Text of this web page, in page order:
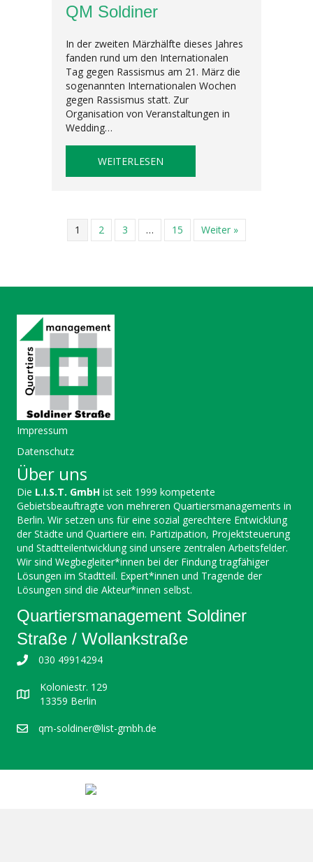
QM Soldiner
In der zweiten Märzhälfte dieses Jahres
fanden rund um den Internationalen
Tag gegen Rassismus am 21. März die
sogenannten Internationalen Wochen
gegen Rassismus statt. Zur
Organisation von Veranstaltungen in
Wedding…
WEITERLESEN
1 2 3 … 15 Weiter »
Impressum
Datenschutz
Über uns
Die L.I.S.T. GmbH ist seit 1999 kompetente
Gebietsbeauftragte von mehreren Quartiersmanagements in
Berlin. Wir setzen uns für eine sozial gerechtere Entwicklung
der Städte und Quartiere ein. Partizipation, Projektsteuerung
und Stadtteilentwicklung sind unsere zentralen Arbeitsfelder.
Wir sind Wegbegleiter*innen bei der Findung tragfähiger
Lösungen im Stadtteil. Expert*innen und Tragende der
Lösungen sind die Akteur*innen selbst.
Quartiersmanagement Soldiner
Straße / Wollankstraße
030 49914294
Koloniestr. 129
13359 Berlin
qm-soldiner@list-gmbh.de